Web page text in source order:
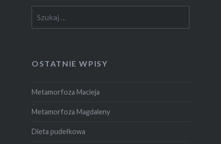
OSTATNIE WPISY
Metamorfoza Macieja
Metamorfoza Magdaleny
Dieta pudełkowa